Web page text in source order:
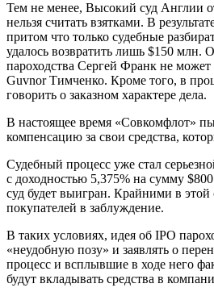
Тем не менее, Высокий суд Англии
нельзя считать взятками. В
притом что только судебные
удалось возвратить лишь $150 млн.
пароходства Сергей Франк не
Guvnor Тимченко. Кроме того, в
говорить о заказном характере дела.
В настоящее время «Совкомфлот»
компенсацию за свои средства,
Судебный процесс уже стал
с доходностью 5,375% на сумму
суд будет выигран. Крайними в
покупателей в заблуждение.
В таких условиях, идея об IPO
«неудобную позу» и заявлять о
процесс и всплывшие в ходе него
будут вкладывать средства в